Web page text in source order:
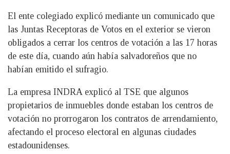
El ente colegiado explicó mediante un comunicado que
las Juntas Receptoras de Votos en el exterior se vieron
obligados a cerrar los centros de votación a las 17 horas
de este día, cuando aún había salvadoreños que no
habían emitido el sufragio.
La empresa INDRA explicó al TSE que algunos
propietarios de inmuebles donde estaban los centros de
votación no prorrogaron los contratos de arrendamiento,
afectando el proceso electoral en algunas ciudades
estadounidenses.